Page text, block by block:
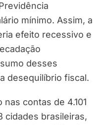
mínimo. Assim, a
efeito recessivo e
desses
desequilíbrio fiscal.
contas de 4.101
cidades brasileiras,